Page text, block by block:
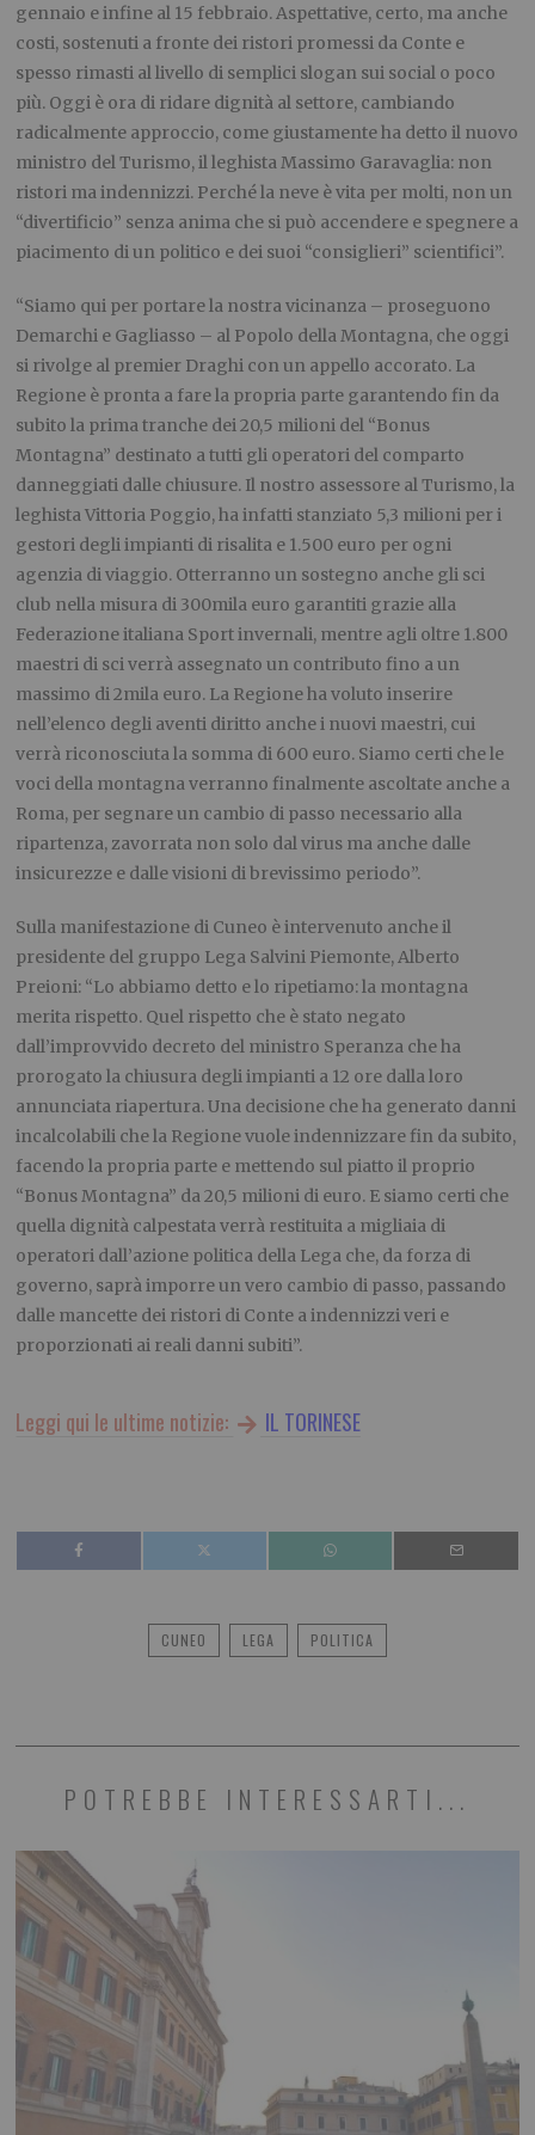
gennaio e infine al 15 febbraio. Aspettative, certo, ma anche
costi, sostenuti a fronte dei ristori promessi da Conte e
spesso rimasti al livello di semplici slogan sui social o poco
più. Oggi è ora di ridare dignità al settore, cambiando
radicalmente approccio, come giustamente ha detto il nuovo
ministro del Turismo, il leghista Massimo Garavaglia: non
ristori ma indennizzi. Perché la neve è vita per molti, non un
“divertificio” senza anima che si può accendere e spegnere a
piacimento di un politico e dei suoi “consiglieri” scientifici”.
“Siamo qui per portare la nostra vicinanza – proseguono
Demarchi e Gagliasso – al Popolo della Montagna, che oggi
si rivolge al premier Draghi con un appello accorato. La
Regione è pronta a fare la propria parte garantendo fin da
subito la prima tranche dei 20,5 milioni del “Bonus
Montagna” destinato a tutti gli operatori del comparto
danneggiati dalle chiusure. Il nostro assessore al Turismo, la
leghista Vittoria Poggio, ha infatti stanziato 5,3 milioni per i
gestori degli impianti di risalita e 1.500 euro per ogni
agenzia di viaggio. Otterranno un sostegno anche gli sci
club nella misura di 300mila euro garantiti grazie alla
Federazione italiana Sport invernali, mentre agli oltre 1.800
maestri di sci verrà assegnato un contributo fino a un
massimo di 2mila euro. La Regione ha voluto inserire
nell’elenco degli aventi diritto anche i nuovi maestri, cui
verrà riconosciuta la somma di 600 euro. Siamo certi che le
voci della montagna verranno finalmente ascoltate anche a
Roma, per segnare un cambio di passo necessario alla
ripartenza, zavorrata non solo dal virus ma anche dalle
insicurezze e dalle visioni di brevissimo periodo”.
Sulla manifestazione di Cuneo è intervenuto anche il
presidente del gruppo Lega Salvini Piemonte, Alberto
Preioni: “Lo abbiamo detto e lo ripetiamo: la montagna
merita rispetto. Quel rispetto che è stato negato
dall’improvvido decreto del ministro Speranza che ha
prorogato la chiusura degli impianti a 12 ore dalla loro
annunciata riapertura. Una decisione che ha generato danni
incalcolabili che la Regione vuole indennizzare fin da subito,
facendo la propria parte e mettendo sul piatto il proprio
“Bonus Montagna” da 20,5 milioni di euro. E siamo certi che
quella dignità calpestata verrà restituita a migliaia di
operatori dall’azione politica della Lega che, da forza di
governo, saprà imporre un vero cambio di passo, passando
dalle mancette dei ristori di Conte a indennizzi veri e
proporzionati ai reali danni subiti”.
Leggi qui le ultime notizie: IL TORINESE
CUNEO LEGA POLITICA
POTREBBE INTERESSARTI...